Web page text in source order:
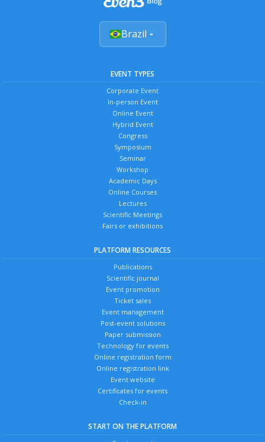
Brazil
EVENT TYPES
Corporate Event
In-person Event
Online Event
Hybrid Event
Congress
Symposium
Seminar
Workshop
Academic Days
Online Courses
Lectures
Scientific Meetings
Fairs or exhibitions
PLATFORM RESOURCES
Publications
Scientific journal
Event promotion
Ticket sales
Event management
Post-event solutions
Paper submission
Technology for events
Online registration form
Online registration link
Event website
Certificates for events
Check-in
START ON THE PLATFORM